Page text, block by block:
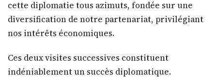
cette diplomatie tous azimuts, fondée sur une
diversification de notre partenariat, privilégiant
nos intérêts économiques.
Ces deux visites successives constituent
indéniablement un succès diplomatique.